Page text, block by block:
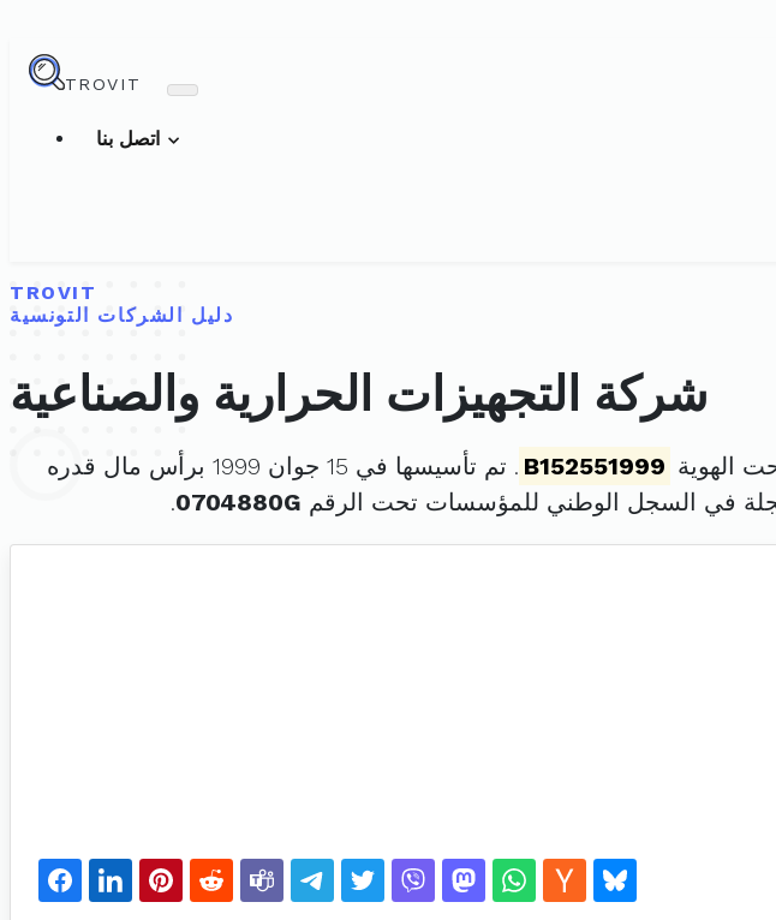
TROVIT
TROVIT
دليل الشركات التونسية
شركة التجهيزات الحرارية والصناعية
الهوية B152551999 . تم تأسيسها في 15 جوان 1999 برأس مال قدره
في السجل الوطني للمؤسسات تحت الرقم 0704880G
.